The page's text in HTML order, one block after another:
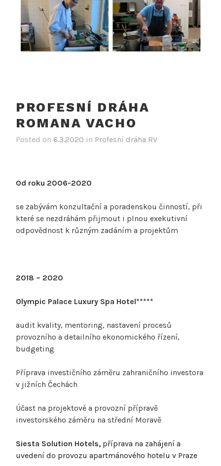
PROFESNÍ DRÁHA
ROMANA VACHO
Posted on 6.3.2020 in Profesní dráha RV
Od roku 2006-2020
se zabývám konzultační a poradenskou činností, při
které se nezdráhám přijmout i plnou exekutivní
odpovědnost k různým zadáním a projektům
2018 – 2020
Olympic Palace Luxury Spa Hotel*****
audit kvality, mentoring, nastavení procesů
provozního a detailního ekonomického řízení,
budgeting
Příprava investičního záměru zahraničního investora
v jižních Čechách
Účast na projektové a provozní přípravě
investorského záměru na střední Moravě
Siesta Solution Hotels, příprava na zahájení a
uvedení do provozu apartmánového hotelu v Praze